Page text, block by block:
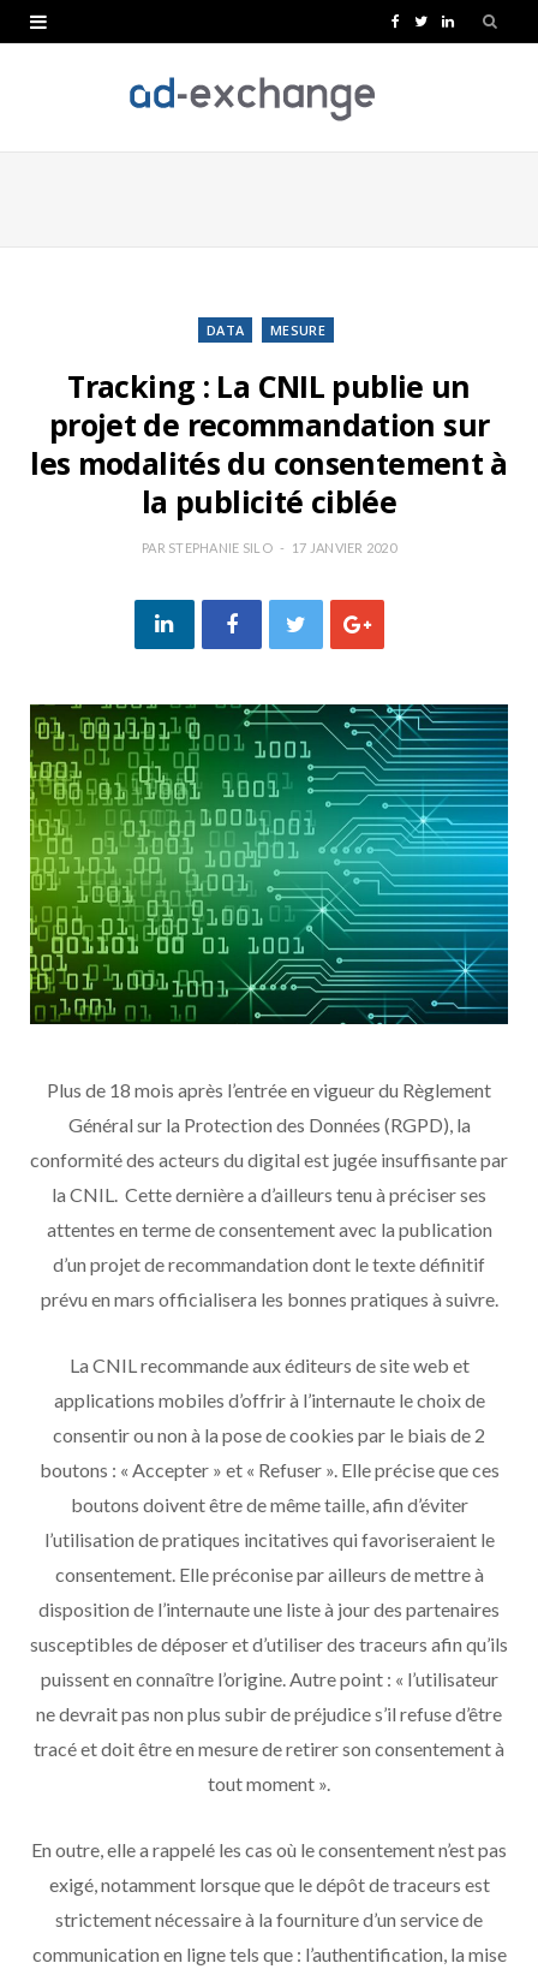
e
T
t
L
k
DATA MESURE
Tracking : La CNIL publie un
projet de recommandation sur
les modalités du consentement à
la publicité ciblée
PAR STEPHANIE SILO 17 JANVIER 2020
Plus de 18 mois après l’entrée en vigueur du Règlement
Général sur la Protection des Données (RGPD), la
conformité des acteurs du digital est jugée insuffisante par
la CNIL. Cette dernière a d’ailleurs tenu à préciser ses
attentes en terme de consentement avec la publication
d’un projet de recommandation dont le texte définitif
prévu en mars officialisera les bonnes pratiques à suivre.
La CNIL recommande aux éditeurs de site web et
applications mobiles d’offrir à l’internaute le choix de
consentir ou non à la pose de cookies par le biais de 2
boutons : « Accepter » et « Refuser ». Elle précise que ces
boutons doivent être de même taille, afin d’éviter
l’utilisation de pratiques incitatives qui favoriseraient le
consentement. Elle préconise par ailleurs de mettre à
disposition de l’internaute une liste à jour des partenaires
susceptibles de déposer et d’utiliser des traceurs afin qu’ils
puissent en connaître l’origine. Autre point : « l’utilisateur
ne devrait pas non plus subir de préjudice s’il refuse d’être
tracé et doit être en mesure de retirer son consentement à
tout moment ».
En outre, elle a rappelé les cas où le consentement n’est pas
exigé, notamment lorsque que le dépôt de traceurs est
strictement nécessaire à la fourniture d’un service de
communication en ligne tels que : l’authentification, la mise